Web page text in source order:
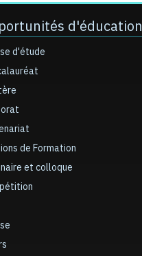
d'éducation
d'étude
de Formation
et colloque